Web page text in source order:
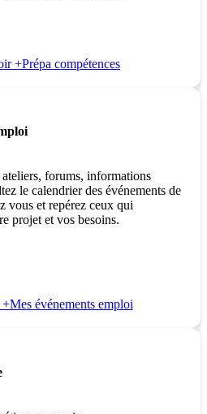
+Prépa compétences
forums, informations
le calendrier des événements de
vous et repérez ceux qui
projet et vos besoins.
+Mes événements emploi